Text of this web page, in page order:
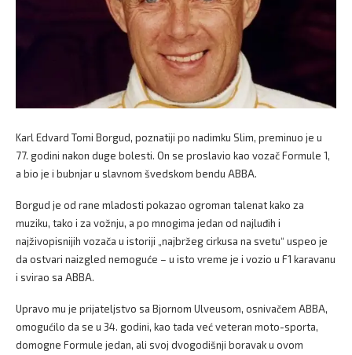
Karl Edvard Tomi Borgud, poznatiji po nadimku Slim, preminuo je u
77. godini nakon duge bolesti. On se proslavio kao vozač Formule 1,
a bio je i bubnjar u slavnom švedskom bendu ABBA.
Borgud je od rane mladosti pokazao ogroman talenat kako za
muziku, tako i za vožnju, a po mnogima jedan od najluđih i
najživopisnijih vozača u istoriji „najbržeg cirkusa na svetu“ uspeo je
da ostvari naizgled nemoguće – u isto vreme je i vozio u F1 karavanu
i svirao sa ABBA.
Upravo mu je prijateljstvo sa Bjornom Ulveusom, osnivačem ABBA,
omogućilo da se u 34. godini, kao tada već veteran moto-sporta,
domogne Formule jedan, ali svoj dvogodišnji boravak u ovom